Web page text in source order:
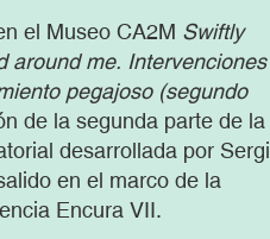
el Museo CA2M Swiftly
around me. Intervenciones
pegajoso (segundo
de la segunda parte de la
desarrollada por Sergi
en el marco de la
Encura VII.